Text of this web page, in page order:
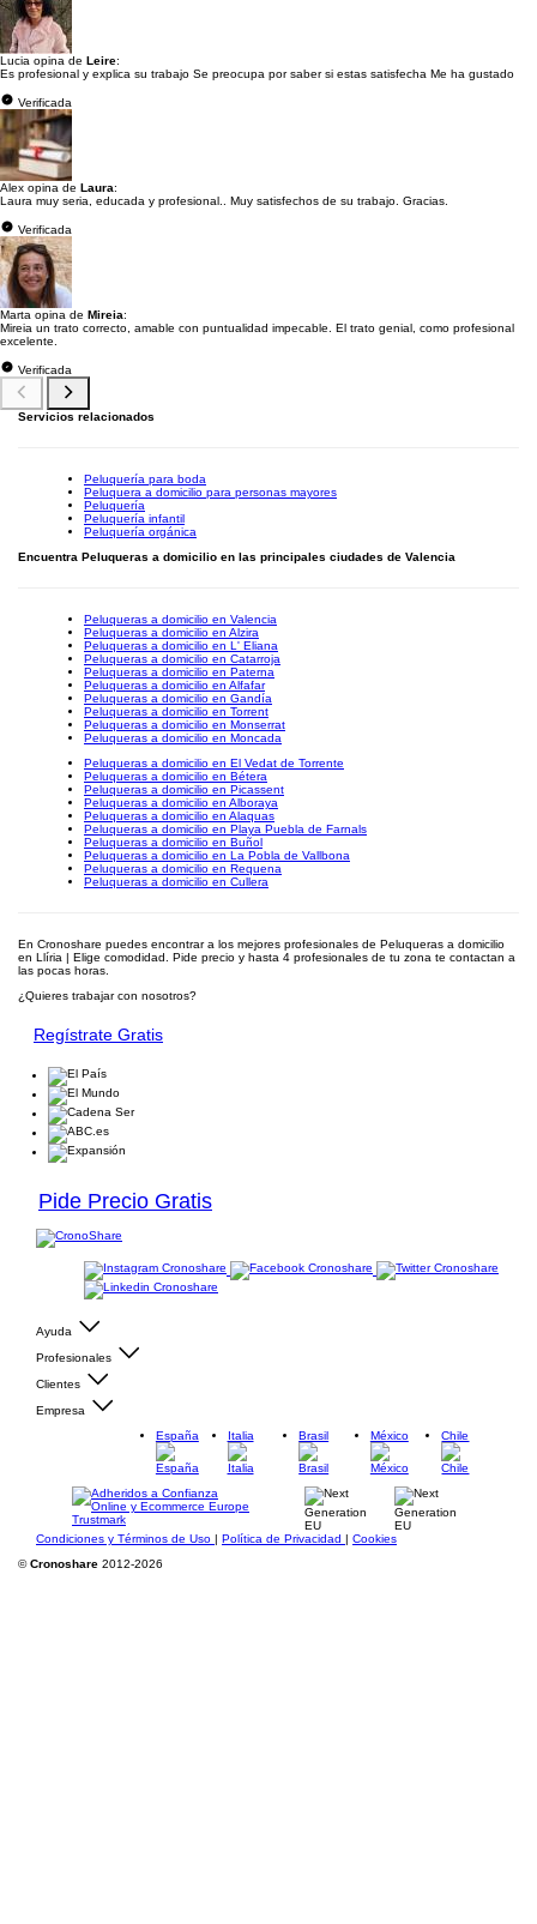
Lucia opina de Leire:
Es profesional y explica su trabajo Se preocupa por saber si estas satisfecha Me ha gustado
Verificada
Alex opina de Laura:
Laura muy seria, educada y profesional.. Muy satisfechos de su trabajo. Gracias.
Verificada
Marta opina de Mireia:
Mireia un trato correcto, amable con puntualidad impecable. El trato genial, como profesional
excelente.
Verificada
Servicios relacionados
Peluquería para boda
Peluquera a domicilio para personas mayores
Peluquería
Peluquería infantil
Peluquería orgánica
Encuentra Peluqueras a domicilio en las principales ciudades de Valencia
Peluqueras a domicilio en Valencia
Peluqueras a domicilio en Alzira
Peluqueras a domicilio en L' Eliana
Peluqueras a domicilio en Catarroja
Peluqueras a domicilio en Paterna
Peluqueras a domicilio en Alfafar
Peluqueras a domicilio en Gandía
Peluqueras a domicilio en Torrent
Peluqueras a domicilio en Monserrat
Peluqueras a domicilio en Moncada
Peluqueras a domicilio en El Vedat de Torrente
Peluqueras a domicilio en Bétera
Peluqueras a domicilio en Picassent
Peluqueras a domicilio en Alboraya
Peluqueras a domicilio en Alaquas
Peluqueras a domicilio en Playa Puebla de Farnals
Peluqueras a domicilio en Buñol
Peluqueras a domicilio en La Pobla de Vallbona
Peluqueras a domicilio en Requena
Peluqueras a domicilio en Cullera
En Cronoshare puedes encontrar a los mejores profesionales de Peluqueras a domicilio
en Llíria | Elige comodidad. Pide precio y hasta 4 profesionales de tu zona te contactan a
las pocas horas.
¿Quieres trabajar con nosotros?
Regístrate Gratis
Pide Precio Gratis
Ayuda
Profesionales
Clientes
Empresa
España
Italia Brasil México Chile
Condiciones y Términos de Uso | Política de Privacidad | Cookies
©Cronoshare 2012-2026